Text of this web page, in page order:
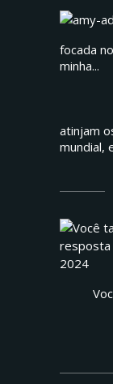
focada
minha...
atinjam
mundial,